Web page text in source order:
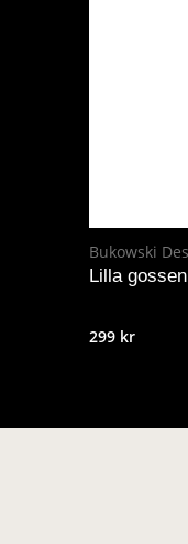
Bukowski
Lilla
299 kr